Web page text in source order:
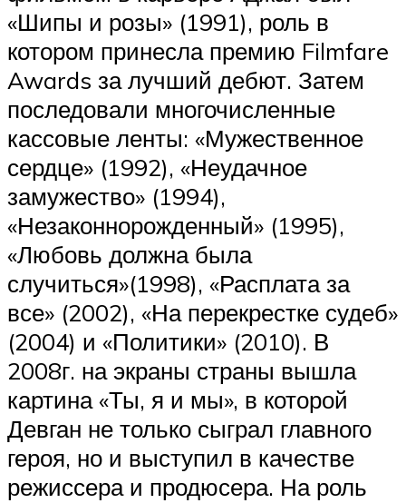
«Шипы и розы» (1991), роль в
котором принесла премию Filmfare
Awards за лучший дебют. Затем
последовали многочисленные
кассовые ленты: «Мужественное
сердце» (1992), «Неудачное
замужество» (1994),
«Незаконнорожденный» (1995),
«Любовь должна была
случиться»(1998), «Расплата за
все» (2002), «На перекрестке судеб»
(2004) и «Политики» (2010). В
2008г. на экраны страны вышла
картина «Ты, я и мы», в которой
Девган не только сыграл главного
героя, но и выступил в качестве
режиссера и продюсера. На роль